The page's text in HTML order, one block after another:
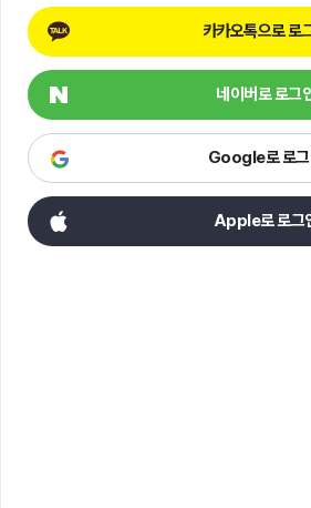
카카오톡으로 로
네이버로 로그
Google로 로
Apple로 로그